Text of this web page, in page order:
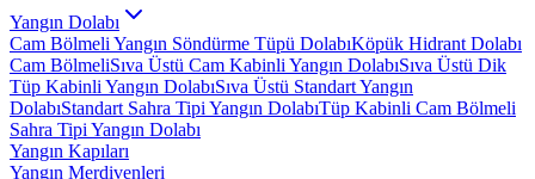
Yangın Dolabı
Cam Bölmeli Yangın Söndürme Tüpü DolabıKöpük Hidrant Dolabı
Cam BölmeliSıva Üstü Cam Kabinli Yangın DolabıSıva Üstü Dik
Tüp Kabinli Yangın DolabıSıva Üstü Standart Yangın
DolabıStandart Sahra Tipi Yangın DolabıTüp Kabinli Cam Bölmeli
Sahra Tipi Yangın Dolabı
Yangın Kapıları
Yangın Merdivenleri